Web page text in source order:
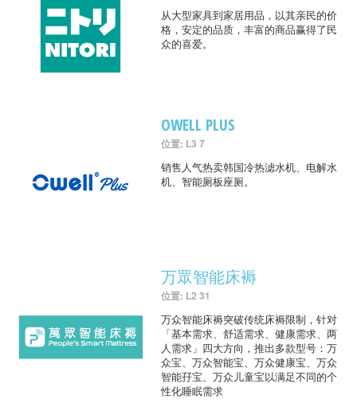
从大型家具到家居用品，以其亲民的价
格，安定的品质，丰富的商品赢得了民
众的喜爱。
OWELL PLUS
位置: L3 7
销售人气热卖韩国冷热滤水机、电解水
机、智能厕板座厕。
万眾智能床褥
位置: L2 31
万众智能床褥突破传统床褥限制，针对
「基本需求、舒适需求、健康需求、两
人需求」四大方向，推出多款型号：万
众宝、万众智能宝、万众健康宝、万众
智能孖宝、万众儿童宝以满足不同的个
性化睡眠需求